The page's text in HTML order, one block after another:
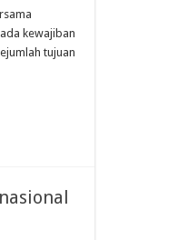
kewajiban
tujuan